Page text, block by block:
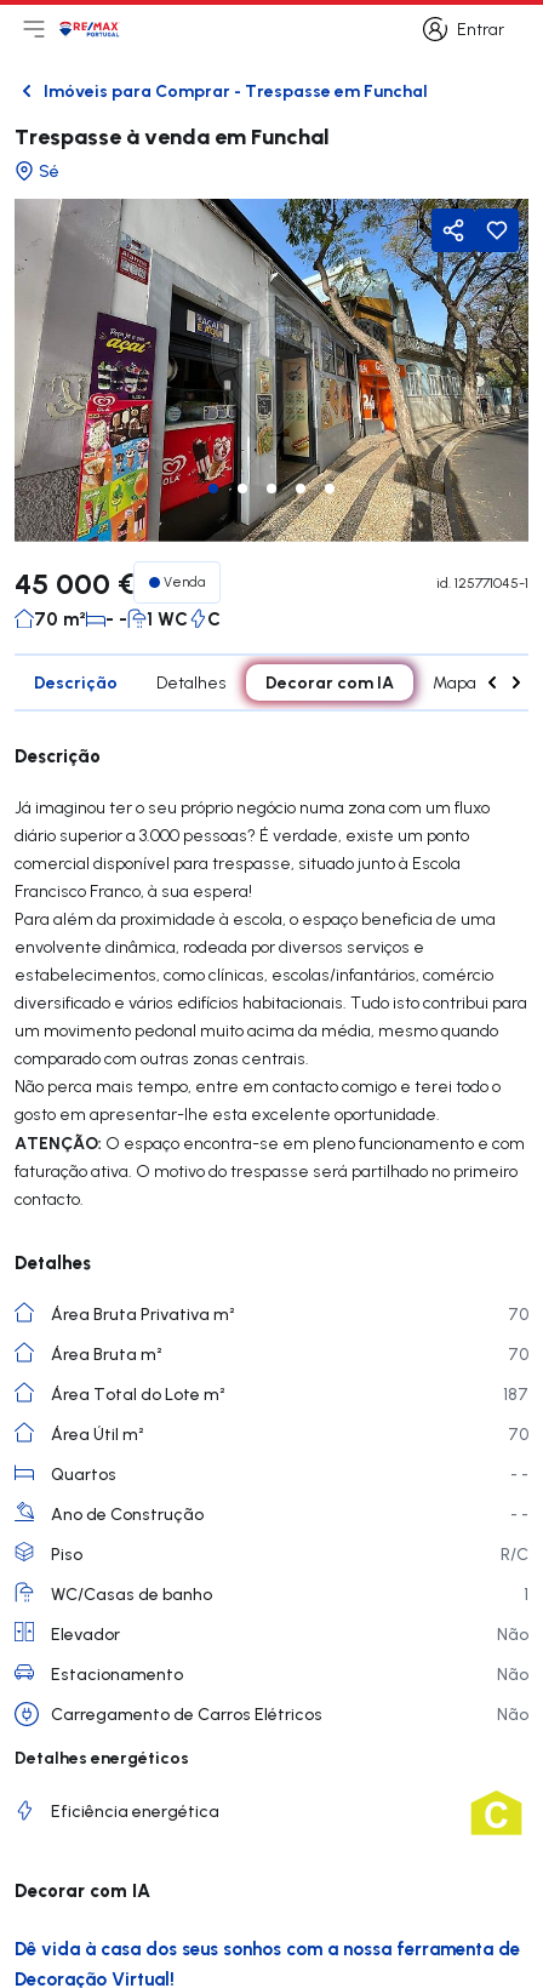
Entrar
Entrar
Abri menu principal
LogoIr para página inicial
VoltarImóveis para Comprar - Trespasse em Funchal
Trespasse à venda em Funchal
Sé
Partilhar
45 000 € Venda id. 125771045-1
70 m² - - 1 WC C
Descrição Detalhes Decorar com IA Mapa
Descrição
Já imaginou ter o seu próprio negócio numa zona com um fluxo
diário superior a 3.000 pessoas? É verdade, existe um ponto
comercial disponível para trespasse, situado junto à Escola
Francisco Franco, à sua espera!
Para além da proximidade à escola, o espaço beneficia de uma
envolvente dinâmica, rodeada por diversos serviços e
estabelecimentos, como clínicas, escolas/infantários, comércio
diversificado e vários edifícios habitacionais. Tudo isto contribui para
um movimento pedonal muito acima da média, mesmo quando
comparado com outras zonas centrais.
Não perca mais tempo, entre em contacto comigo e terei todo o
gosto em apresentar-lhe esta excelente oportunidade.
ATENÇÃO: O espaço encontra-se em pleno funcionamento e com
faturação ativa. O motivo do trespasse será partilhado no primeiro
contacto.
Detalhes
Área Bruta Privativa m²
70
Área Bruta m²
70
Área Total do Lote m²
187
Área Útil m²
70
Quartos
- -
Ano de Construção
- -
Piso
R/C
WC/Casas de banho
1
Elevador
Não
Estacionamento
Não
Carregamento de Carros Elétricos
Não
Detalhes energéticos
Eficiência energética
Decorar com IA
Dê vida à casa dos seus sonhos com a nossa ferramenta de
Decoração Virtual!